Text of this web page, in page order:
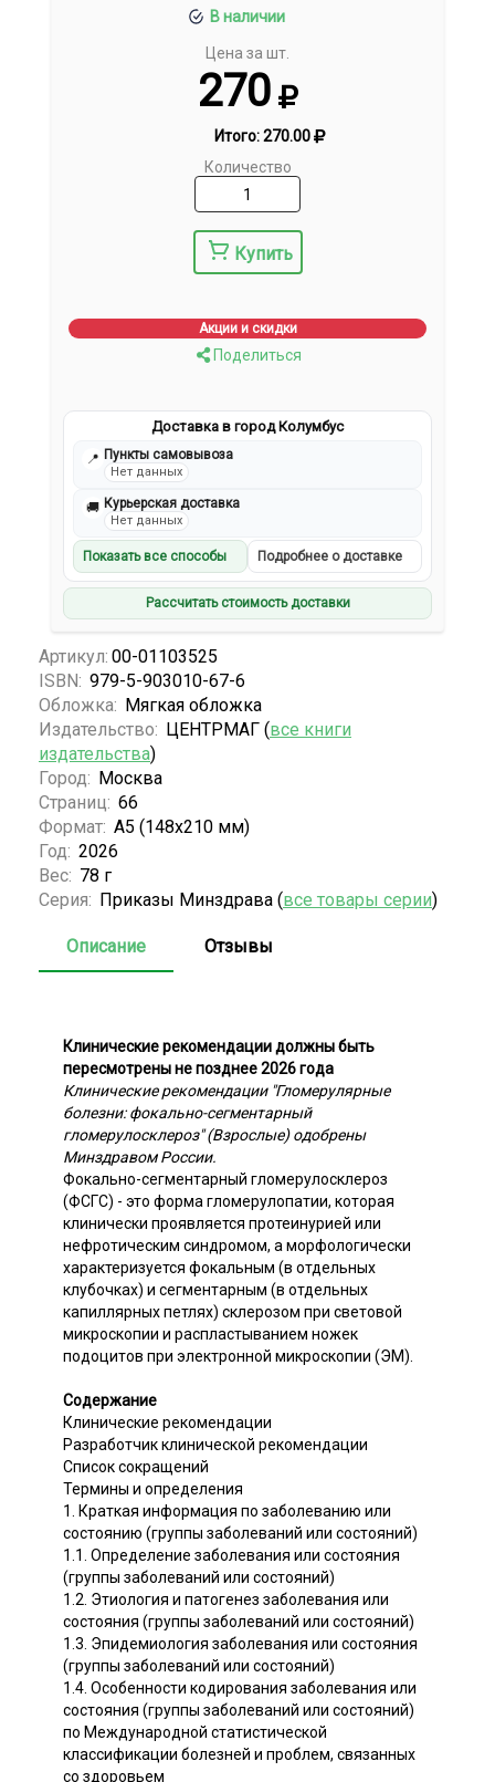
В наличии
Цена за шт.
270
Итого:270.00
Количество
Купить
Акции и скидки
Поделиться
Доставка в город Колумбус
📍 Пункты самовывоза
Нет данных
🚚 Курьерская доставка
Нет данных
Показать все способы Подробнее о доставке
Рассчитать стоимость доставки
Артикул: 00-01103525
ISBN: 979-5-903010-67-6
Обложка: Мягкая обложка
Издательство: ЦЕНТРМАГ (все книги
издательства)
Город: Москва
Страниц: 66
Формат: А5 (148x210 мм)
Год: 2026
Вес: 78 г
Серия: Приказы Минздрава (все товары серии)
Описание Отзывы
Клинические рекомендации должны быть
пересмотрены не позднее 2026 года
Клинические рекомендации "Гломерулярные
болезни: фокально-сегментарный
гломерулосклероз" (Взрослые) одобрены
Минздравом России.
Фокально-сегментарный гломерулосклероз
(ФСГС) - это форма гломерулопатии, которая
клинически проявляется протеинурией или
нефротическим синдромом, а морфологически
характеризуется фокальным (в отдельных
клубочках) и сегментарным (в отдельных
капиллярных петлях) склерозом при световой
микроскопии и распластыванием ножек
подоцитов при электронной микроскопии (ЭМ).
Содержание
Клинические рекомендации
Разработчик клинической рекомендации
Список сокращений
Термины и определения
1. Краткая информация по заболеванию или
состоянию (группы заболеваний или состояний)
1.1. Определение заболевания или состояния
(группы заболеваний или состояний)
1.2. Этиология и патогенез заболевания или
состояния (группы заболеваний или состояний)
1.3. Эпидемиология заболевания или состояния
(группы заболеваний или состояний)
1.4. Особенности кодирования заболевания или
состояния (группы заболеваний или состояний)
по Международной статистической
классификации болезней и проблем, связанных
со здоровьем